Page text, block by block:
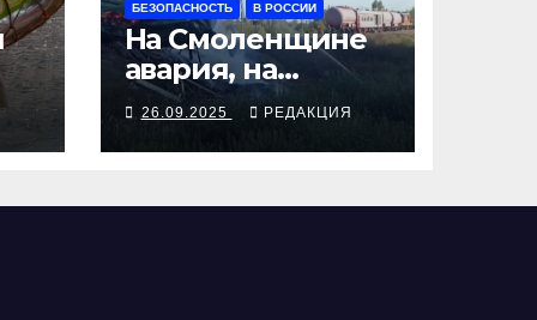
БЕЗОПАСНОСТЬ В РОССИИ
На Смоленщине
авария, на
Псковщине
взрыв
26.09.2025 РЕДАКЦИЯ